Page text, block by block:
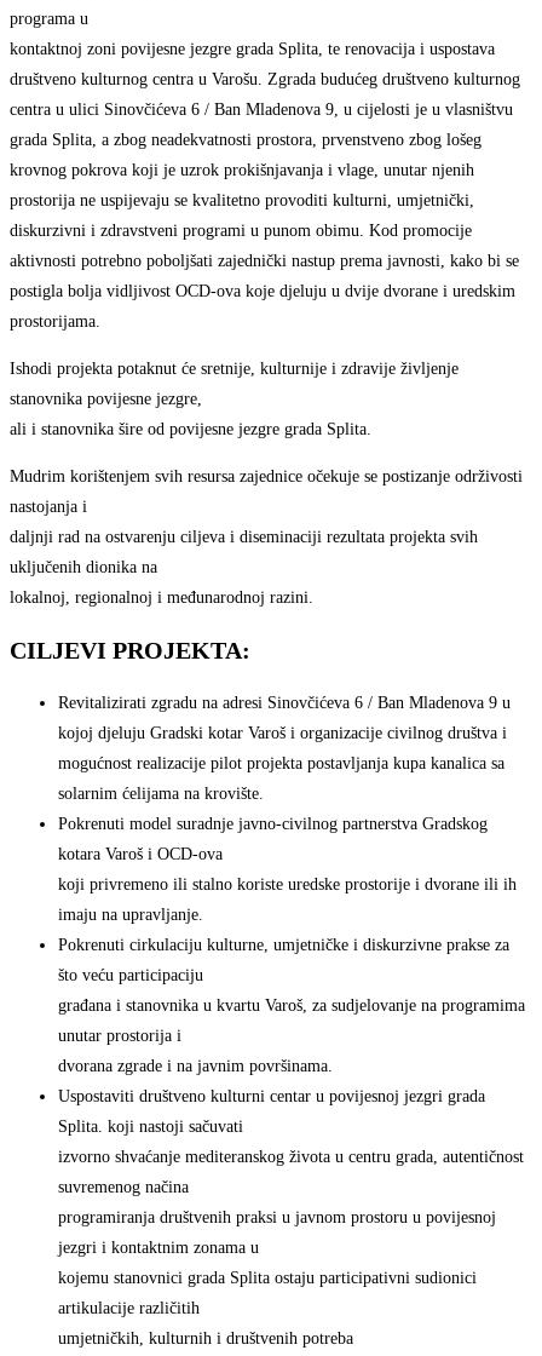
programa u
kontaktnoj zoni povijesne jezgre grada Splita, te renovacija i uspostava
društveno kulturnog centra u Varošu. Zgrada budućeg društveno kulturnog
centra u ulici Sinovčićeva 6 / Ban Mladenova 9, u cijelosti je u vlasništvu
grada Splita, a zbog neadekvatnosti prostora, prvenstveno zbog lošeg
krovnog pokrova koji je uzrok prokišnjavanja i vlage, unutar njenih
prostorija ne uspijevaju se kvalitetno provoditi kulturni, umjetnički,
diskurzivni i zdravstveni programi u punom obimu. Kod promocije
aktivnosti potrebno poboljšati zajednički nastup prema javnosti, kako bi se
postigla bolja vidljivost OCD-ova koje djeluju u dvije dvorane i uredskim
prostorijama.
Ishodi projekta potaknut će sretnije, kulturnije i zdravije življenje
stanovnika povijesne jezgre,
ali i stanovnika šire od povijesne jezgre grada Splita.
Mudrim korištenjem svih resursa zajednice očekuje se postizanje održivosti
nastojanja i
daljnji rad na ostvarenju ciljeva i diseminaciji rezultata projekta svih
uključenih dionika na
lokalnoj, regionalnoj i međunarodnoj razini.
CILJEVI PROJEKTA:
Revitalizirati zgradu na adresi Sinovčićeva 6 / Ban Mladenova 9 u
kojoj djeluju Gradski kotar Varoš i organizacije civilnog društva i
mogućnost realizacije pilot projekta postavljanja kupa kanalica sa
solarnim ćelijama na krovište.
Pokrenuti model suradnje javno-civilnog partnerstva Gradskog
kotara Varoš i OCD-ova
koji privremeno ili stalno koriste uredske prostorije i dvorane ili ih
imaju na upravljanje.
Pokrenuti cirkulaciju kulturne, umjetničke i diskurzivne prakse za
što veću participaciju
građana i stanovnika u kvartu Varoš, za sudjelovanje na programima
unutar prostorija i
dvorana zgrade i na javnim površinama.
Uspostaviti društveno kulturni centar u povijesnoj jezgri grada
Splita. koji nastoji sačuvati
izvorno shvaćanje mediteranskog života u centru grada, autentičnost
suvremenog načina
programiranja društvenih praksi u javnom prostoru u povijesnoj
jezgri i kontaktnim zonama u
kojemu stanovnici grada Splita ostaju participativni sudionici
artikulacije različitih
umjetničkih, kulturnih i društvenih potreba